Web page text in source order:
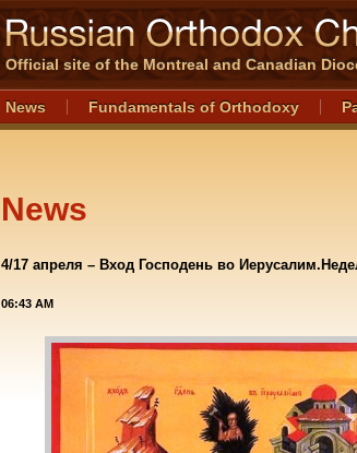
Official site of the Montreal and Canadian
News Fundamentals of Orthodoxy
News
4/17 апреля – Вход Господень во
06:43 AM